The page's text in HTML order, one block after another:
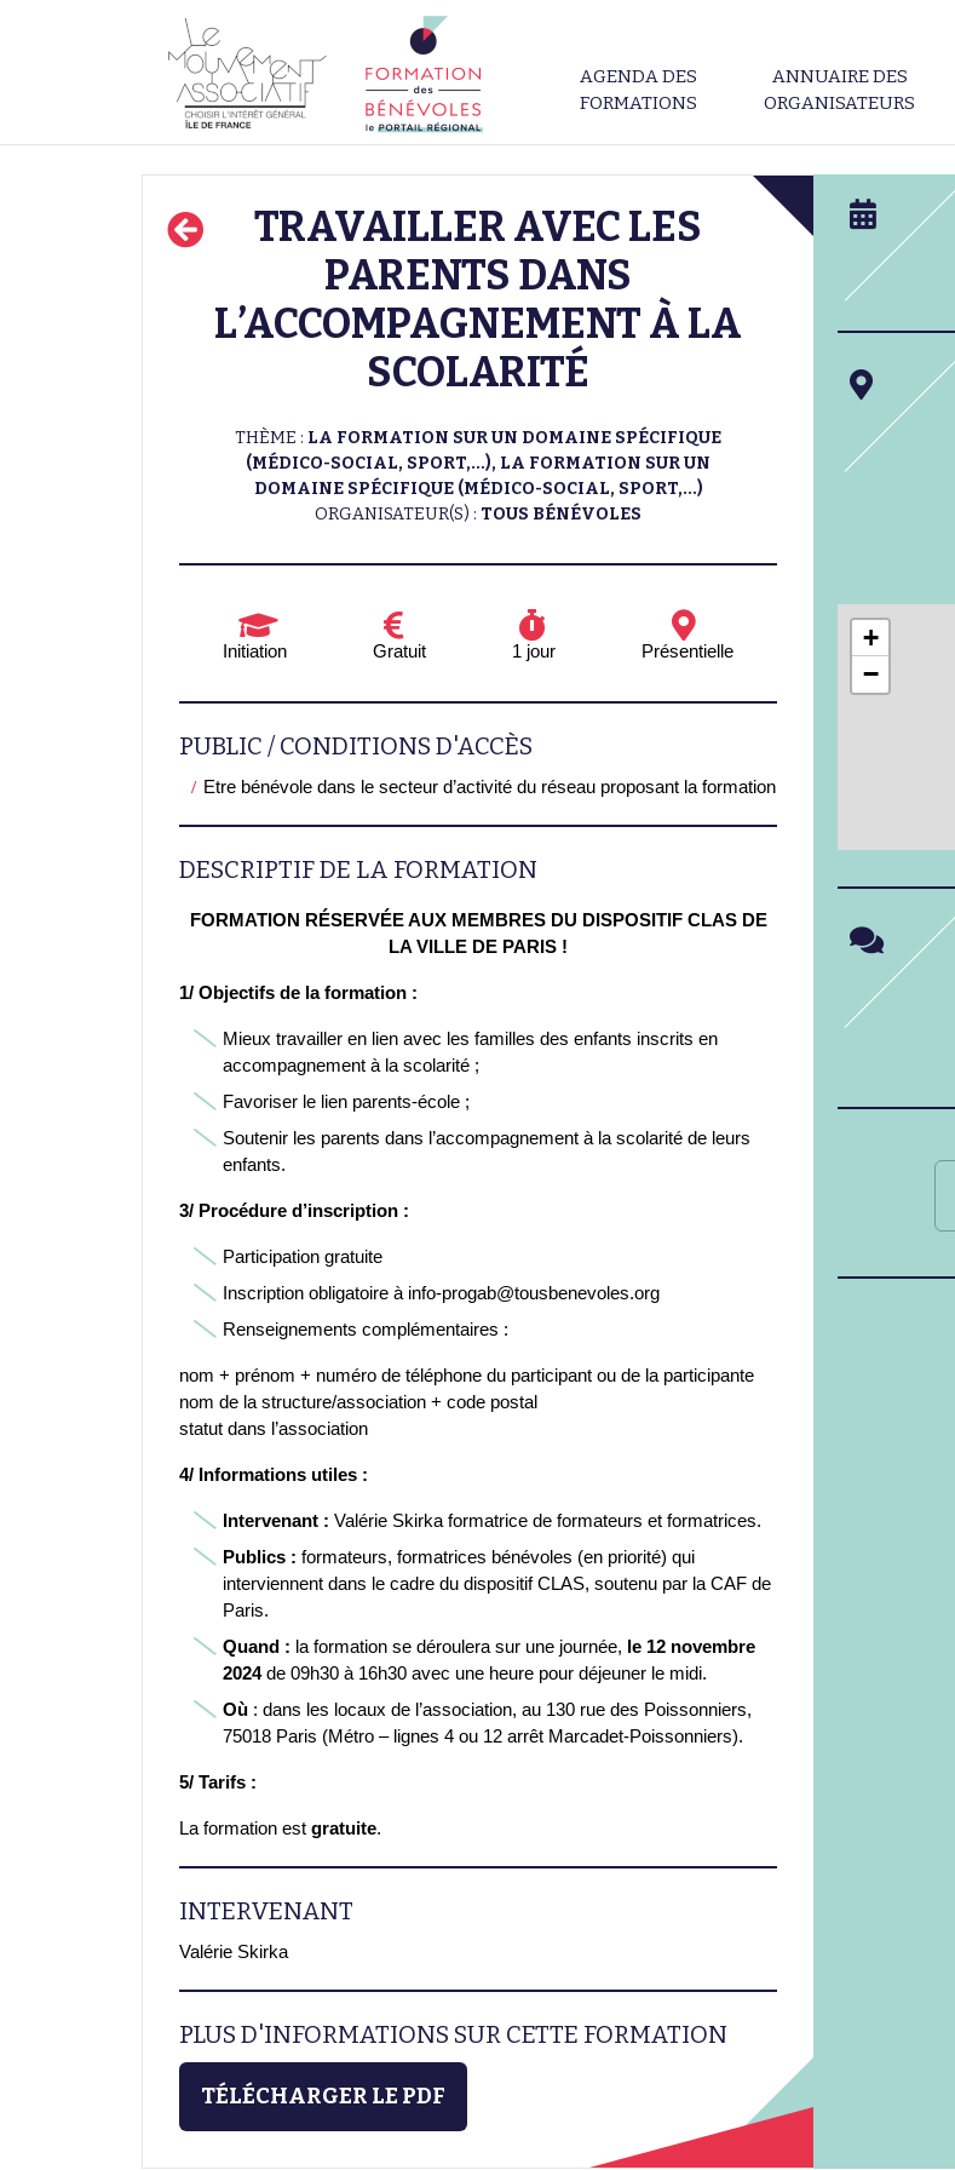
AGENDA DES
FORMATIONS
ANNUAIRE DES
ORGANISATEURS
TRAVAILLER AVEC LES
PARENTS DANS
L’ACCOMPAGNEMENT À LA
SCOLARITÉ
THÈME : LA FORMATION SUR UN DOMAINE SPÉCIFIQUE
(MÉDICO-SOCIAL, SPORT,...), LA FORMATION SUR UN
DOMAINE SPÉCIFIQUE (MÉDICO-SOCIAL, SPORT,...)
ORGANISATEUR(S) : TOUS BÉNÉVOLES
Initiation Gratuit 1 jour Présentielle
PUBLIC / CONDITIONS D'ACCÈS
Etre bénévole dans le secteur d’activité du réseau proposant la formation
DESCRIPTIF DE LA FORMATION
FORMATION RÉSERVÉE AUX MEMBRES DU DISPOSITIF CLAS DE
LA VILLE DE PARIS !
1/ Objectifs de la formation :
Mieux travailler en lien avec les familles des enfants inscrits en
accompagnement à la scolarité ;
Favoriser le lien parents-école ;
Soutenir les parents dans l’accompagnement à la scolarité de leurs
enfants.
3/ Procédure d’inscription :
Participation gratuite
Inscription obligatoire à info-progab@tousbenevoles.org
Renseignements complémentaires :
nom + prénom + numéro de téléphone du participant ou de la participante
nom de la structure/association + code postal
statut dans l’association
4/ Informations utiles :
Intervenant : Valérie Skirka formatrice de formateurs et formatrices.
Publics : formateurs, formatrices bénévoles (en priorité) qui
interviennent dans le cadre du dispositif CLAS, soutenu par la CAF de
Paris.
Quand : la formation se déroulera sur une journée, le 12 novembre
2024de 09h30 à 16h30 avec une heure pour déjeuner le midi.
Où : dans les locaux de l’association, au 130 rue des Poissonniers,
75018 Paris (Métro – lignes 4 ou 12 arrêt Marcadet-Poissonniers).
5/ Tarifs :
La formation est gratuite.
INTERVENANT
Valérie Skirka
PLUS D'INFORMATIONS SUR CETTE FORMATION
TÉLÉCHARGER LE PDF
+
−